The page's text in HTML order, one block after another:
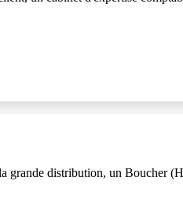
distribution, un Boucher